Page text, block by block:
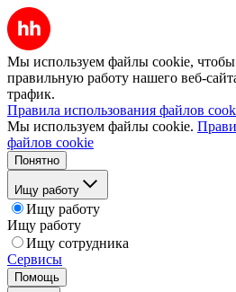
Мы используем файлы cookie, чтобы
правильную работу нашего веб-
трафик.
Правила использования файлов
Мы используем файлы cookie.
файлов cookie
Понятно
Ищу работу
Ищу работу
Ищу работу
Ищу сотрудника
Сервисы
Помощь